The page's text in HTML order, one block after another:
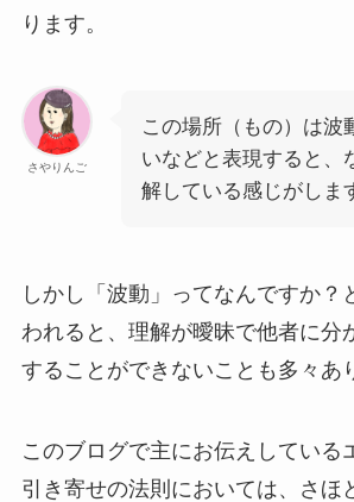
ります。
さやりんご
この場所（もの）は波
いなどと表現すると、
解している感じがしま
しかし「波動」ってなんですか？
われると、理解が曖昧で他者に分
することができないことも多々あ
このブログで主にお伝えしている
引き寄せの法則においては、さほ